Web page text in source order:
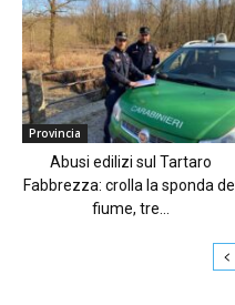
Provincia
Abusi edilizi sul Tartaro
Fabbrezza: crolla la sponda del
fiume, tre...